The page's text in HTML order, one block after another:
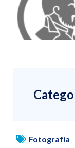
Fotografía